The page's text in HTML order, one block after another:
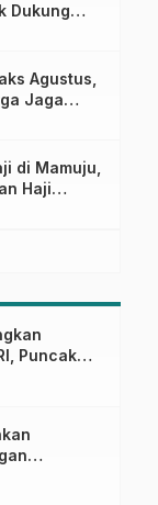
Dukung
Agustus,
Jaga
di Mamuju,
Haji
Puncak